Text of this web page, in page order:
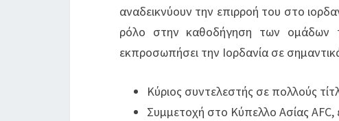
αναδεικνύουν την επιρροή του στο
ρόλο στην καθοδήγηση των ομάδων
εκπροσωπήσει την Ιορδανία σε
Κύριος συντελεστής σε πολλούς
Συμμετοχή στο Κύπελλο Ασίας